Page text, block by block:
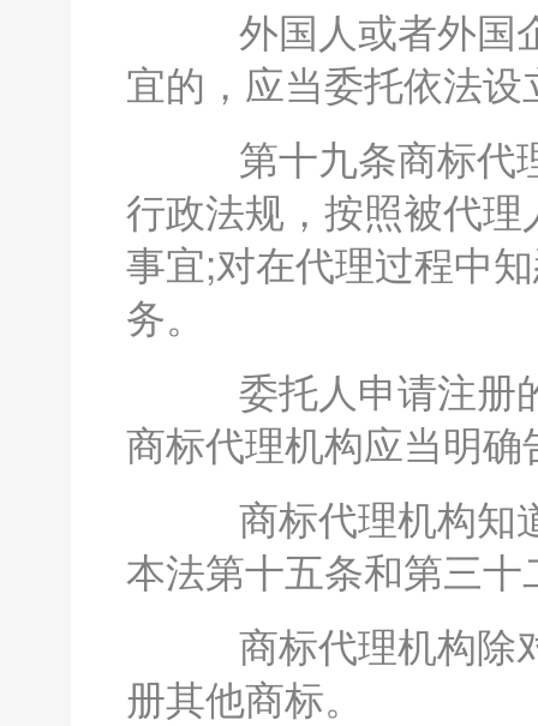
外国人或者外国
宜的，应当委托依法
第十九条商标代
行政法规，按照被代
事宜;对在代理过程中
务。
委托人申请注册
商标代理机构应当明
商标代理机构知
本法第十五条和第三
商标代理机构除
册其他商标。